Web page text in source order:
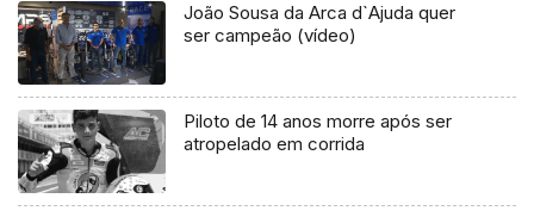
João Sousa da Arca d`Ajuda quer
ser campeão (vídeo)
Piloto de 14 anos morre após ser
atropelado em corrida